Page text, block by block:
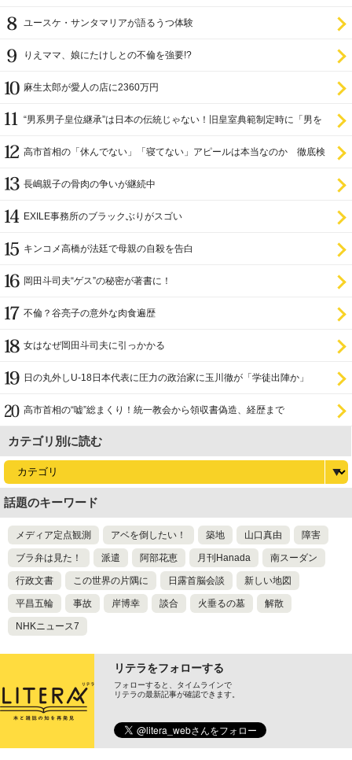
ユースケ・サンタマリアが語るうつ体験
りえママ、娘にたけしとの不倫を強要!?
麻生太郎が愛人の店に2360万円
“男系男子皇位継承”は日本の伝統じゃない！旧皇室典範制定時に「男を
高市首相の「休んでない」「寝てない」アピールは本当なのか 徹底検
長嶋親子の骨肉の争いが継続中
EXILE事務所のブラックぶりがスゴい
キンコメ高橋が法廷で母親の自殺を告白
岡田斗司夫“ゲス”の秘密が著書に！
不倫？谷亮子の意外な肉食遍歴
女はなぜ岡田斗司夫に引っかかる
日の丸外しU-18日本代表に圧力の政治家に玉川徹が「学徒出陣か」
高市首相の“嘘”総まくり！統一教会から領収書偽造、経歴まで
カテゴリ別に読む
話題のキーワード
メディア定点観測 アベを倒したい！ 築地 山口真由 障害
ブラ弁は見た！ 派遣 阿部花恵 月刊Hanada 南スーダン
行政文書 この世界の片隅に 日露首脳会談 新しい地図
平昌五輪 事故 岸博幸 談合 火垂るの墓 解散
NHKニュース7
リテラをフォローする
フォローすると、タイムラインで
リテラの最新記事が確認できます。